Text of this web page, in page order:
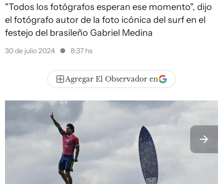
"Todos los fotógrafos esperan ese momento", dijo
el fotógrafo autor de la foto icónica del surf en el
festejo del brasileño Gabriel Medina
30 de julio 2024 8:37 hs
Agregar El Observador en